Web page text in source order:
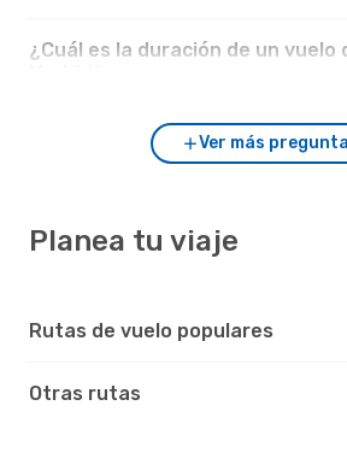
¿Cuál es la duración de un vuelo
Ver más
Planea tu viaje
Rutas de vuelo populares
Otras rutas